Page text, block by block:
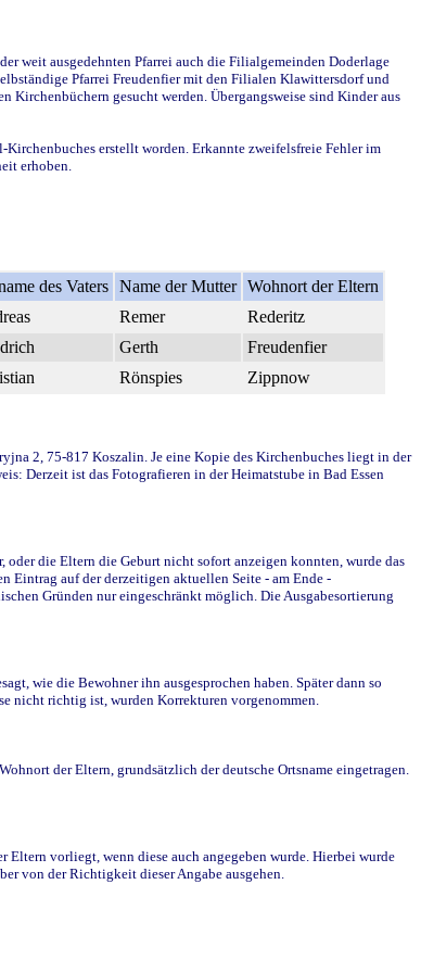
weit ausgedehnten Pfarrei auch die Filialgemeinden Doderlage
Pfarrei Freudenfier mit den Filialen Klawittersdorf und
gesucht werden. Übergangsweise sind Kinder aus
erstellt worden. Erkannte zweifelsfreie Fehler im
erhoben.
des Vaters Name der Mutter Wohnort der Eltern
Remer
Rederitz
Gerth
Freudenfier
Rönspies Zippnow
2, 75-817 Koszalin. Je eine Kopie des Kirchenbuches liegt in der
Derzeit ist das Fotografieren in der Heimatstube in Bad Essen
die Eltern die Geburt nicht sofort anzeigen konnten, wurde das
Eintrag auf der derzeitigen aktuellen Seite - am Ende -
Gründen nur eingeschränkt möglich. Die Ausgabesortierung
wie die Bewohner ihn ausgesprochen haben. Später dann so
nicht richtig ist, wurden Korrekturen vorgenommen.
der Eltern, grundsätzlich der deutsche Ortsname eingetragen.
Eltern vorliegt, wenn diese auch angegeben wurde. Hierbei wurde
von der Richtigkeit dieser Angabe ausgehen.